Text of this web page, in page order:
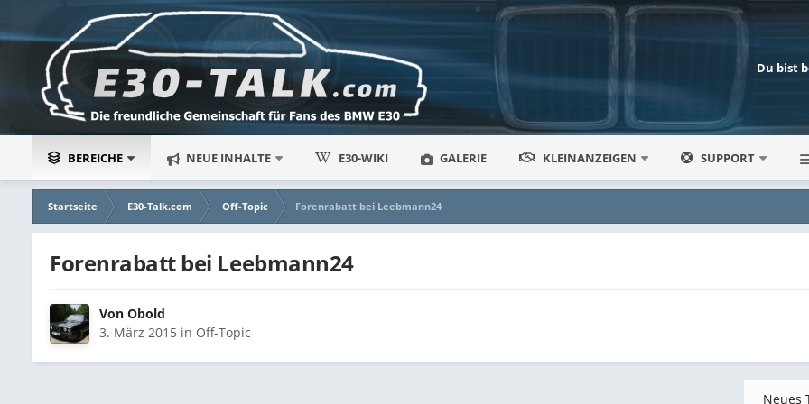
Du bist
BEREICHE NEUE INHALTE E30-WIKI GALERIE KLEINANZEIGEN SUPPORT
Startseite E30-Talk.com Off-Topic Forenrabatt bei Leebmann24
Forenrabatt bei Leebmann24
VonObold
3. März 2015 in Off-Topic
Neues